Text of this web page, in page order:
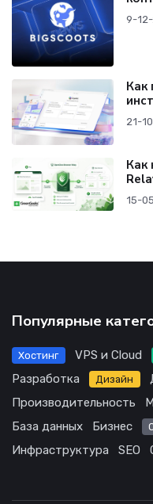
9-12-
Как
21-
Как
15-
Популярные
Хостинг VPS и Cloud
Разработка
Дизайн
Производительность
База данных
Бизнес
Инфраструктура
SEO